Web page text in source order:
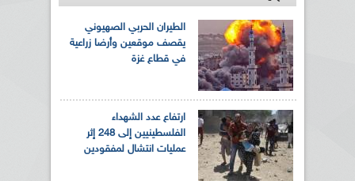
الطيران الحربي الصهيوني
يقصف موقعين وأرضا زراعية
في قطاع غزة
ارتفاع عدد الشهداء
الفلسطينيين إلى 248 إثر
عمليات انتشال لمفقودين